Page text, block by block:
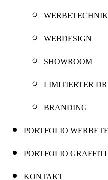
WERBETECHNIK
WEBDESIGN
SHOWROOM
LIMITIERTER
BRANDING
PORTFOLIO
PORTFOLIO GRAFFITI
KONTAKT